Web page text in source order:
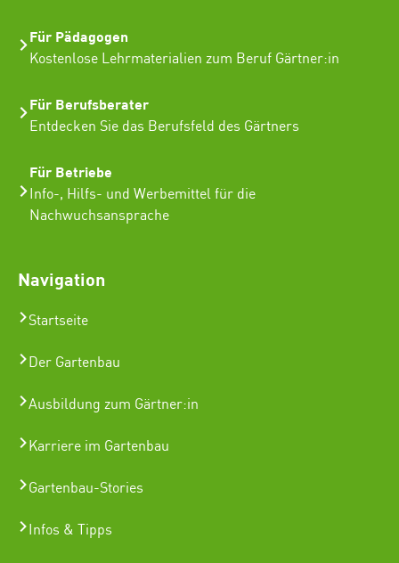
Für Pädagogen
Kostenlose Lehrmaterialien zum Beruf Gärtner:in
Für Berufsberater
Entdecken Sie das Berufsfeld des Gärtners
Für Betriebe
Info-, Hilfs- und Werbemittel für die
Nachwuchsansprache
Navigation
Startseite
Der Gartenbau
Ausbildung zum Gärtner:in
Karriere im Gartenbau
Gartenbau-Stories
Infos & Tipps